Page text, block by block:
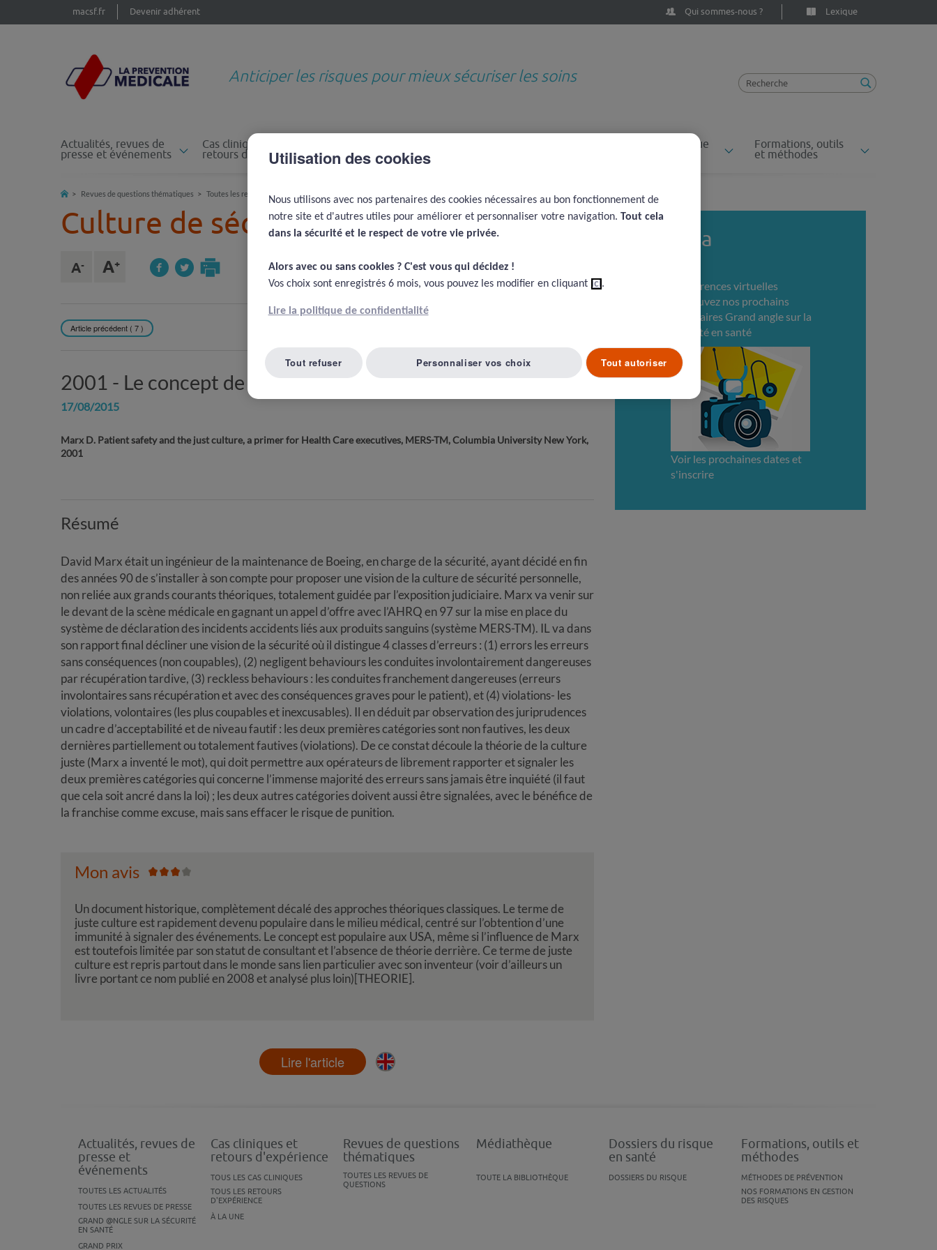
macsf.fr Devenir adhérent Lexique
Qui sommes-nous ?
Anticiper les risques pour mieux sécuriser les soins
Actualités, revues de
presse et événements
Cas cliniques et
retours d'expérience thématiques
Dossiers du risque Formations, outils
et méthodes
Revues de questions thématiques Toutes les revues de questions Culture de sécurité en médecine Le concept de culture juste
Culture de sécurité en médecine
Article précédent ( 7 )
2001 - Le concept de culture juste
17/08/2015
Marx D. Patient safety and the just culture, a primer for Health Care executives, MERS-TM, Columbia University New York,
2001
Résumé
David Marx était un ingénieur de la maintenance de Boeing, en charge de la sécurité, ayant décidé en fin
des années 90 de s’installer à son compte pour proposer une vision de la culture de sécurité personnelle,
non reliée aux grands courants théoriques, totalement guidée par l’exposition judiciaire. Marx va venir sur
le devant de la scène médicale en gagnant un appel d’offre avec l’AHRQ en 97 sur la mise en place du
système de déclaration des incidents accidents liés aux produits sanguins (système MERS-TM). IL va dans
son rapport final décliner une vision de la sécurité où il distingue 4 classes d’erreurs : (1) errors les erreurs
sans conséquences (non coupables), (2) negligent behaviours les conduites involontairement dangereuses
par récupération tardive, (3) reckless behaviours : les conduites franchement dangereuses (erreurs
involontaires sans récupération et avec des conséquences graves pour le patient), et (4) violations- les
violations, volontaires (les plus coupables et inexcusables). Il en déduit par observation des juriprudences
un cadre d’acceptabilité et de niveau fautif : les deux premières catégories sont non fautives, les deux
dernières partiellement ou totalement fautives (violations). De ce constat découle la théorie de la culture
juste (Marx a inventé le mot), qui doit permettre aux opérateurs de librement rapporter et signaler les
deux premières catégories qui concerne l’immense majorité des erreurs sans jamais être inquiété (il faut
que cela soit ancré dans la loi) ; les deux autres catégories doivent aussi être signalées, avec le bénéfice de
la franchise comme excuse, mais sans effacer le risque de punition.
Mon avis
Un document historique, complètement décalé des approches théoriques classiques. Le terme de
juste culture est rapidement devenu populaire dans le milieu médical, centré sur l’obtention d’une
immunité à signaler des événements. Le concept est populaire aux USA, même si l’influence de Marx
est toutefois limitée par son statut de consultant et l’absence de théorie derrière. Ce terme de juste
culture est repris partout dans le monde sans lien particulier avec son inventeur (voir d’ailleurs un
livre portant ce nom publié en 2008 et analysé plus loin)[THEORIE].
Lire l'article
Agenda
Conférences virtuelles
Retrouvez nos prochains
webinaires Grand angle sur la
sécurité en santé
Voir les prochaines dates et
s'inscrire
Actualités, revues de
presse et
événements
TOUTES LES ACTUALITÉS
TOUTES LES REVUES DE PRESSE
GRAND @NGLE SUR LA SÉCURITÉ
EN SANTÉ
GRAND PRIX
Cas cliniques et
retours d'expérience
TOUS LES CAS CLINIQUES
TOUS LES RETOURS
D'EXPÉRIENCE
À LA UNE
Revues de questions
thématiques
TOUTES LES REVUES DE
QUESTIONS
Médiathèque
TOUTE LA BIBLIOTHÈQUE
Dossiers du risque
en santé
DOSSIERS DU RISQUE
Formations, outils et
méthodes
MÉTHODES DE PRÉVENTION
NOS FORMATIONS EN GESTION
DES RISQUES
Utilisation des cookies
Nous utilisons avec nos partenaires des cookies nécessaires au bon fonctionnement de
notre site et d'autres utiles pour améliorer et personnaliser votre navigation. Tout cela
dans la sécurité et le respect de votre vie privée.​
Alors avec ou sans cookies ? C'est vous qui décidez !​
Vos choix sont enregistrés 6 mois, vous pouvez les modifier en cliquant ici.
Lire la politique de confidentialité
Tout refuser Tout autoriser
Personnaliser vos choix